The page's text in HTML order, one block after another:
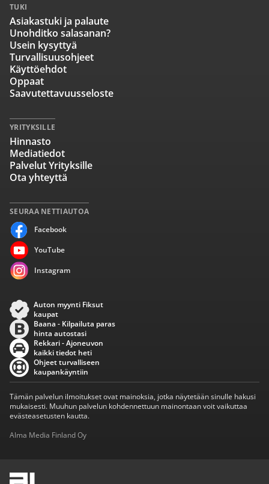
SEURAA NETTIAUTOA
Facebook
YouTube
Instagram
TUKI
Asiakastuki ja palaute
Unohditko salasanan?
Usein kysyttyä
Turvallisuusohjeet
Käyttöehdot
Oppaat
Saavutettavuusseloste
YRITYKSILLE
Hinnasto
Mediatiedot
Palvelut Yrityksille
Ota yhteyttä
Auton myynti Fiksut
kaupat
Baana - Kilpailuta paras
hinta autostasi
Rekkari - Ajoneuvon
kaikki tiedot heti
Ohjeet turvalliseen
kaupankäyntiin
Tämän palvelun ilmoitukset ovat mainoksia, jotka näytetään sinulle hakusi
mukaisesti. Muuhun palvelun kohdennettuun mainontaan voit vaikuttaa
evästeasetusten kautta.
Alma Media Finland Oy